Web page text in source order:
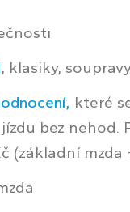
, klasiky,
které
bez nehod.
(základní mzda